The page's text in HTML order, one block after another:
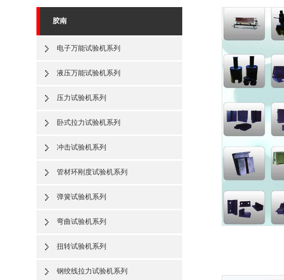
胶南
电子万能试验机系列
液压万能试验机系列
压力试验机系列
卧式拉力试验机系列
冲击试验机系列
管材环刚度试验机系列
弹簧试验机系列
弯曲试验机系列
扭转试验机系列
钢绞线拉力试验机系列